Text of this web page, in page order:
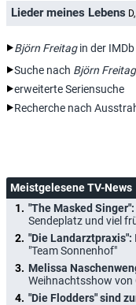
Lieder meines Lebens
Björn Freitagin der
Suche nach Björn Freitag
erweiterte Seriensuche
Recherche nach
Meistgelesene TV-News
"The Masked Singer":
Sendeplatz und viel
"Die Landarztpraxis":
"Team Sonnenhof"
Melissa
Weihnachtsshow von
"Die Flodders" sind